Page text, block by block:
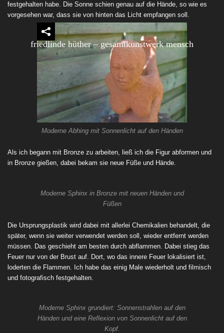
friedlinde hüther – gesamtkunstwerk mensch
festgehalten habe. Die Sonne schien genau auf die Hände, so wie es
vorgesehen war, dass sie von hinten das Licht empfangen soll.
Moderne Abhing mit Sonnenlicht auf den Händen
Als ich begann mit Bronze zu arbeiten, ließ ich die Figur abformen und
in Bronze gießen, dabei bekam sie neue Füße und Hände.
Moderne Sphinx in Bronze mit neuen Händen und
Füßen
Die Ursprungsplastik wird dabei mit allerlei Chemikalien behandelt, die
später, wenn sie weiter verwendet werden soll, wieder entfernt werden
müssen. Das geschieht am besten durch abflammen. Dabei stieg das
Feuer nur von der Brust auf. Dort, wo das innere Feuer lokalisiert ist,
loderten die Flammen. Ich habe das einig Male wiederholt und filmisch
und fotografisch festgehalten.
Moderne Sphinx grundiert: Sonnenstrahlen auf den
Händen und eine Reflexion von Sonnenlicht auf den
Kopf.